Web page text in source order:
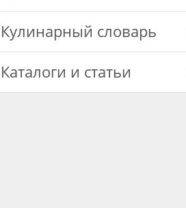
Кулинарный словарь
Каталоги и статьи